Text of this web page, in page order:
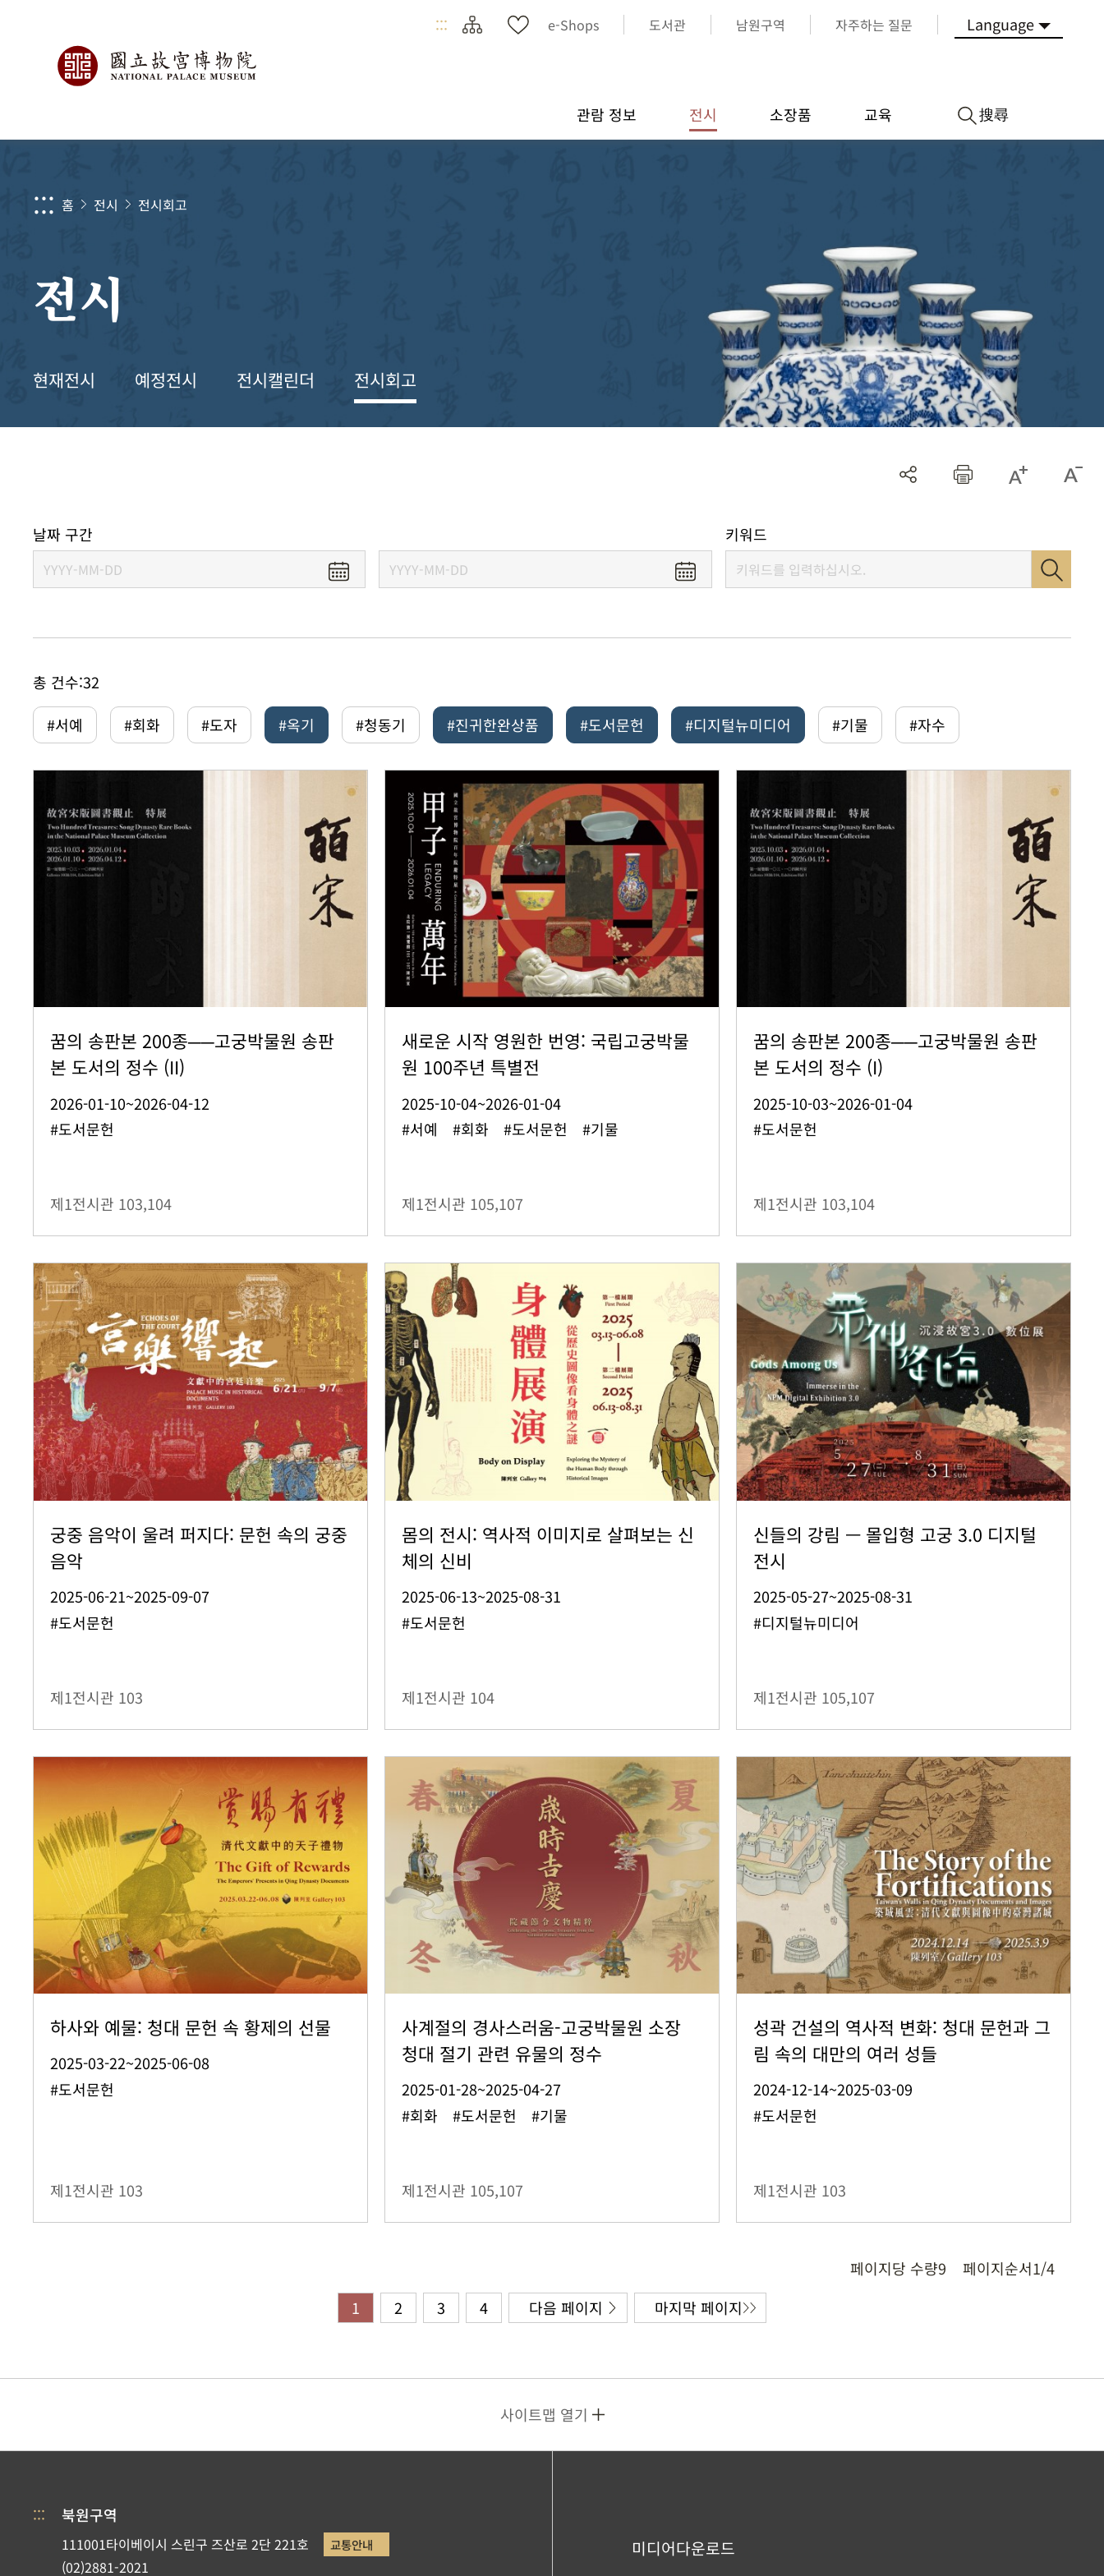
::: e-Shops 도서관 남원구역 자주하는 질문 Language
관람 정보 전시 소장품 교육 搜尋
::: 홈 전시 전시회고
전시
현재전시 예정전시 전시캘린더 전시회고
날짜 구간 키워드
총 건수:32
#서예
#회화 #도자 #옥기 #청동기 #진귀한완상품 #도서문헌 #디지털뉴미디어 #기물 #자수
꿈의 송판본 200종──고궁박물원 송판
본 도서의 정수 (II)
2026-01-10~2026-04-12
#도서문헌
제1전시관 103,104
새로운 시작 영원한 번영: 국립고궁박물
원 100주년 특별전
2025-10-04~2026-01-04
#서예 #회화 #도서문헌 #기물
제1전시관 105,107
꿈의 송판본 200종──고궁박물원 송판
본 도서의 정수 (I)
2025-10-03~2026-01-04
#도서문헌
제1전시관 103,104
궁중 음악이 울려 퍼지다: 문헌 속의 궁중
음악
2025-06-21~2025-09-07
#도서문헌
제1전시관 103
몸의 전시: 역사적 이미지로 살펴보는 신
체의 신비
2025-06-13~2025-08-31
#도서문헌
제1전시관 104
신들의 강림 — 몰입형 고궁 3.0 디지털
전시
2025-05-27~2025-08-31
#디지털뉴미디어
제1전시관 105,107
하사와 예물: 청대 문헌 속 황제의 선물
2025-03-22~2025-06-08
#도서문헌
제1전시관 103
사계절의 경사스러움-고궁박물원 소장
청대 절기 관련 유물의 정수
2025-01-28~2025-04-27
#회화 #도서문헌 #기물
제1전시관 105,107
성곽 건설의 역사적 변화: 청대 문헌과 그
림 속의 대만의 여러 성들
2024-12-14~2025-03-09
#도서문헌
제1전시관 103
페이지당 수량9 페이지순서1/4
1
2 3 4 다음 페이지 마지막 페이지
사이트맵 열기
::: 북원구역
111001타이베이시 스린구 즈산로 2단 221호 교통안내
(02)2881-2021
미디어다운로드